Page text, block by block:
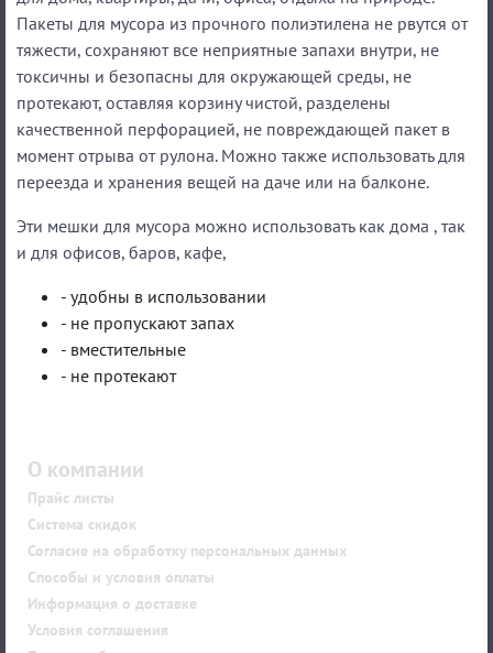
Пакеты для мусора из прочного полиэтилена не рвутся от
тяжести, сохраняют все неприятные запахи внутри, не
токсичны и безопасны для окружающей среды, не
протекают, оставляя корзину чистой, разделены
качественной перфорацией, не повреждающей пакет в
момент отрыва от рулона. Можно также использовать для
переезда и хранения вещей на даче или на балконе.
Эти мешки для мусора можно использовать как дома , так
и для офисов, баров, кафе,
- удобны в использовании
- не пропускают запах
- вместительные
- не протекают
О компании
Прайс листы
Система скидок
Согласие на обработку персональных данных
Способы и условия оплаты
Информация о доставке
Условия соглашения